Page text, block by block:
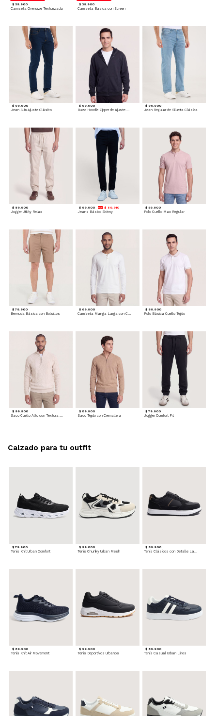
$ 59.900
Camiseta Oversize Texturizada
$ 39.900
Camiseta Basica con Screen
$ 99.900
Jean Slim Ajuste Clásico
$ 99.900
Buzo Hoodie Zipper de Ajuste Cómodo
$ 99.900
Jean Regular de Silueta Clásica
$ 89.900
Jogger Utility Relax
$ 99.900 $ 89.910
Jeans Básico Skinny
$ 59.900
Polo Cuello Mao Regular
$ 79.900
Bermuda Básica con Bolsillos
$ 69.900
Camiseta Manga Larga con Cuello Henley
$ 69.900
Polo Básica Cuello Tejido
$ 99.900
Saco Cuello Alto con Textura Trenzada
$ 89.900
Saco Tejido con Cremallera
$ 79.900
Jogger Comfort Fit
$ 79.900
Tenis Knit Urban Comfort
$ 99.000
Tenis Chunky Urban Mesh
$ 89.900
$ 89.900
Tenis Knit Air Movement
$ 99.900
Tenis Deportivos Urbanos
$ 89.900
Tenis Casual Urban Lines
Calzado para tu outfit